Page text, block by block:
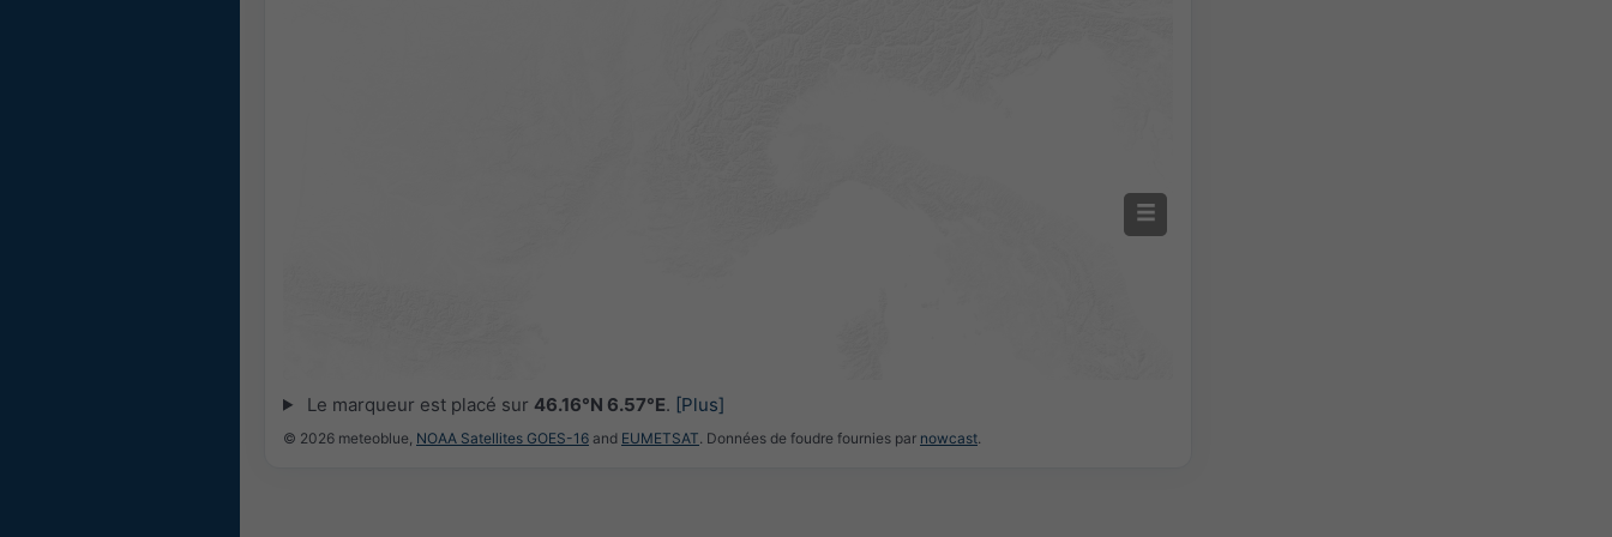
Le marqueur est placé sur 46.16°N 6.57°E. [Plus]
© 2026 meteoblue, NOAA Satellites GOES-16 and EUMETSAT. Données de foudre fournies par nowcast.